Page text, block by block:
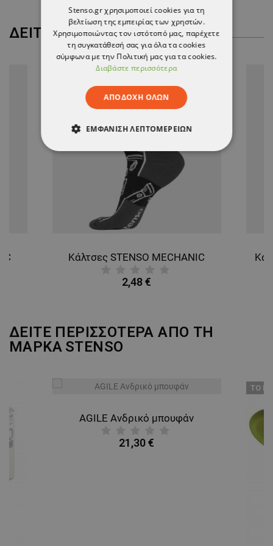
ΔΕΊΤΕ ΠΕΡΙΣΣΌΤΕΡΑ
Κάλτσες STENSO MECHANIC
2,48 €
ΔΕΙΤΕ ΠΕΡΙΣΣΟΤΕΡΑ ΑΠΟ ΤΗ
ΜΑΡΚΑ STENSO
AGILE Ανδρικό μπουφάν
21,30 €
ТΟ
Stenso.gr χρησιμοποιεί cookies για τη
βελτίωση της εμπειρίας των χρηστών.
Χρησιμοποιώντας τον ιστότοπό μας, παρέχετε
τη συγκατάθεσή σας για όλα τα cookies
σύμφωνα με την Πολιτική μας για τα cookies.
Διαβάστε περισσότερα
ΑΠΟΔΟΧΉ ΌΛΩΝ
ΕΜΦΆΝΙΣΗ ΛΕΠΤΟΜΕΡΕΙΏΝ
ΑΠΟΛΎΤΩΣ ΑΠΑΡΑΊΤΗΤΑ
ΑΠΌΔΟΣΗΣ ΣΤΌΧΕΥΣΗΣ
ΛΕΙΤΟΥΡΓΙΚΌΤΗΤΑΣ